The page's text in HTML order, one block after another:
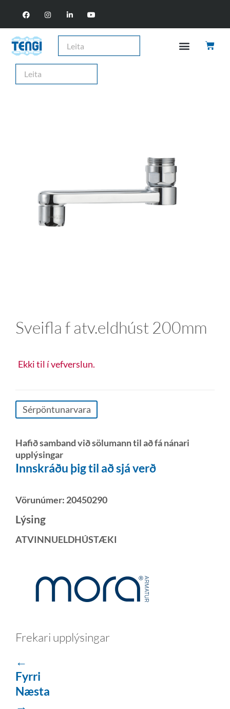
Sveifla f atv.eldhúst 200mm
Ekki til í vefverslun.
Sérpöntunarvara
Hafið samband við sölumann til að fá nánari
upplýsingar
Innskráðu þig til að sjá verð
Vörunúmer: 20450290
Lýsing
ATVINNUELDHÚSTÆKI
Frekari upplýsingar
←
Fyrri
Næsta
→